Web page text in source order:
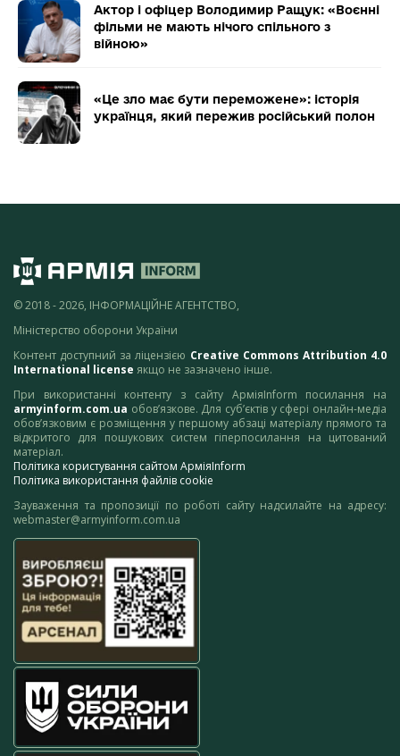
Актор і офіцер Володимир Ращук: «Воєнні
фільми не мають нічого спільного з
війною»
«Це зло має бути переможене»: історія
українця, який пережив російський полон
© 2018 - 2026, ІНФОРМАЦІЙНЕ АГЕНТСТВО,
Міністерство оборони України
Контент доступний за ліцензією Creative Commons Attribution 4.0
International license якщо не зазначено інше.
При використанні контенту з сайту АрміяInform посилання на
armyinform.com.ua обов’язкове. Для суб’єктів у сфері онлайн-медіа
обов’язковим є розміщення у першому абзаці матеріалу прямого та
відкритого для пошукових систем гіперпосилання на цитований
матеріал.
Політика користування сайтом АрміяInform
Політика використання файлів cookie
Зауваження та пропозиції по роботі сайту надсилайте на адресу:
webmaster@armyinform.com.ua